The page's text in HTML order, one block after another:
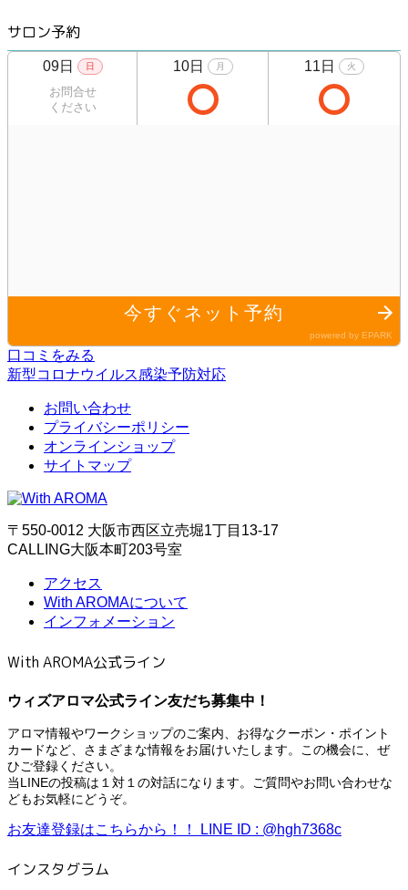
サロン予約
口コミをみる
新型コロナウイルス感染予防対応
お問い合わせ
プライバシーポリシー
オンラインショップ
サイトマップ
〒550-0012 大阪市西区立売堀1丁目13-17
CALLING大阪本町203号室
アクセス
With AROMAについて
インフォメーション
With AROMA公式ライン
ウィズアロマ公式ライン友だち募集中！
アロマ情報やワークショップのご案内、お得なクーポン・ポイント
カードなど、さまざまな情報をお届けいたします。この機会に、ぜ
ひご登録ください。
当LINEの投稿は１対１の対話になります。ご質問やお問い合わせな
どもお気軽にどうぞ。
お友達登録はこちらから！！ LINE ID : @hgh7368c
インスタグラム